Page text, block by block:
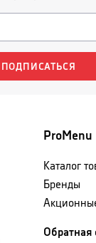
ПОДПИСАТЬСЯ
ProMenu
Каталог
Бренды
Обратная